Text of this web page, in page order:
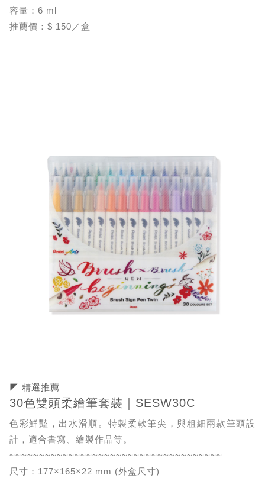
容量：6 ml
推薦價：$ 150／盒
◤ 精選推薦
30色雙頭柔繪筆套裝｜SESW30C
色彩鮮豔，出水滑順。特製柔軟筆尖，與粗細兩款筆頭設
計，適合書寫、繪製作品等。
~~~~~~~~~~~~~~~~~~~~~~~~~~~~~~~~~~~~
尺寸：177×165×22 mm (外盒尺寸)